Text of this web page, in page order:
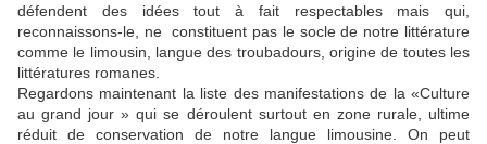
défendent des idées tout à fait respectables mais qui,
reconnaissons-le, ne constituent pas le socle de notre littérature
comme le limousin, langue des troubadours, origine de toutes les
littératures romanes.
Regardons maintenant la liste des manifestations de la «Culture
au grand jour » qui se déroulent surtout en zone rurale, ultime
réduit de conservation de notre langue limousine. On peut